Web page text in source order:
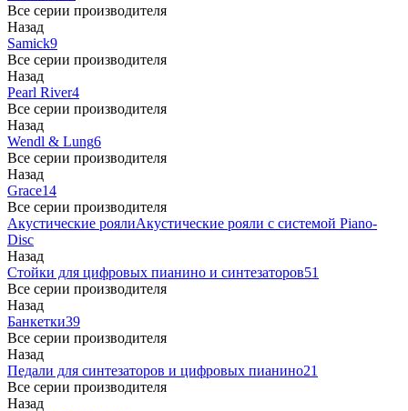
Все серии производителя
Назад
Samick9
Все серии производителя
Назад
Pearl River4
Все серии производителя
Назад
Wendl & Lung6
Все серии производителя
Назад
Grace14
Все серии производителя
Акустические роялиАкустические рояли с системой Piano-
Disc
Назад
Стойки для цифровых пианино и синтезаторов51
Все серии производителя
Назад
Банкетки39
Все серии производителя
Назад
Педали для синтезаторов и цифровых пианино21
Все серии производителя
Назад